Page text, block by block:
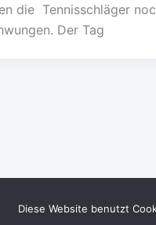
die Tennisschläger
Der Tag
Diese Website benutzt